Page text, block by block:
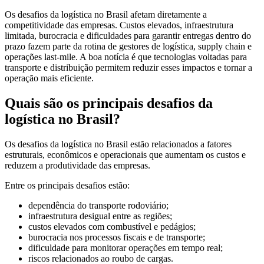
Os desafios da logística no Brasil afetam diretamente a
competitividade das empresas. Custos elevados, infraestrutura
limitada, burocracia e dificuldades para garantir entregas dentro do
prazo fazem parte da rotina de gestores de logística, supply chain e
operações last-mile. A boa notícia é que tecnologias voltadas para
transporte e distribuição permitem reduzir esses impactos e tornar a
operação mais eficiente.
Quais são os principais desafios da
logística no Brasil?
Os desafios da logística no Brasil estão relacionados a fatores
estruturais, econômicos e operacionais que aumentam os custos e
reduzem a produtividade das empresas.
Entre os principais desafios estão:
dependência do transporte rodoviário;
infraestrutura desigual entre as regiões;
custos elevados com combustível e pedágios;
burocracia nos processos fiscais e de transporte;
dificuldade para monitorar operações em tempo real;
riscos relacionados ao roubo de cargas.